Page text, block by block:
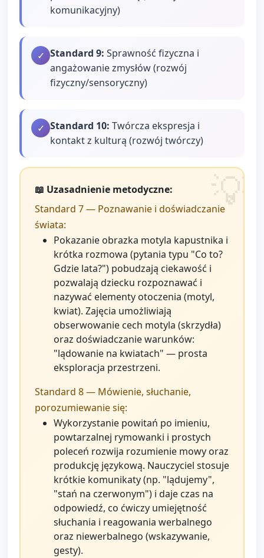
komunikacyjny)
✓ Standard 9: Sprawność fizyczna i
angażowanie zmysłów (rozwój
fizyczny/sensoryczny)
✓ Standard 10: Twórcza ekspresja i
kontakt z kulturą (rozwój twórczy)
📖 Uzasadnienie metodyczne:
Standard 7 — Poznawanie i doświadczanie
świata:
Pokazanie obrazka motyla kapustnika i
krótka rozmowa (pytania typu "Co to?
Gdzie lata?") pobudzają ciekawość i
pozwalają dziecku rozpoznawać i
nazywać elementy otoczenia (motyl,
kwiat). Zajęcia umożliwiają
obserwowanie cech motyla (skrzydła)
oraz doświadczanie warunków:
"lądowanie na kwiatach" — prosta
eksploracja przestrzeni.
Standard 8 — Mówienie, słuchanie,
porozumiewanie się:
Wykorzystanie powitań po imieniu,
powtarzalnej rymowanki i prostych
poleceń rozwija rozumienie mowy oraz
produkcję językową. Nauczyciel stosuje
krótkie komunikaty (np. "lądujemy",
"stań na czerwonym") i daje czas na
odpowiedź, co ćwiczy umiejętność
słuchania i reagowania werbalnego
oraz niewerbalnego (wskazywanie,
gesty).